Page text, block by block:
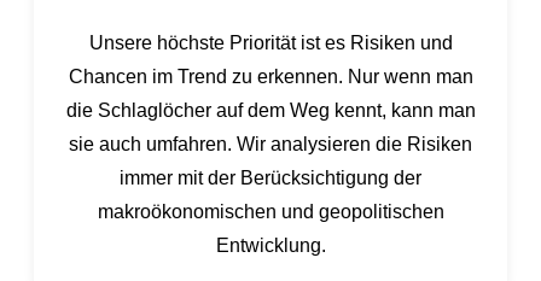
Unsere höchste Priorität ist es Risiken und
Chancen im Trend zu erkennen. Nur wenn man
die Schlaglöcher auf dem Weg kennt, kann man
sie auch umfahren. Wir analysieren die Risiken
immer mit der Berücksichtigung der
makroökonomischen und geopolitischen
Entwicklung.